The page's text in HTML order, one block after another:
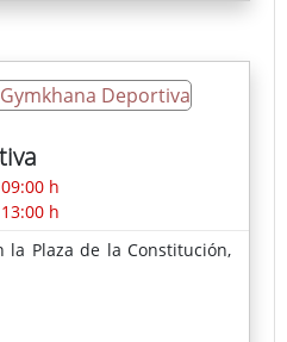
09:00 h
13:00 h
la Plaza de la Constitución,